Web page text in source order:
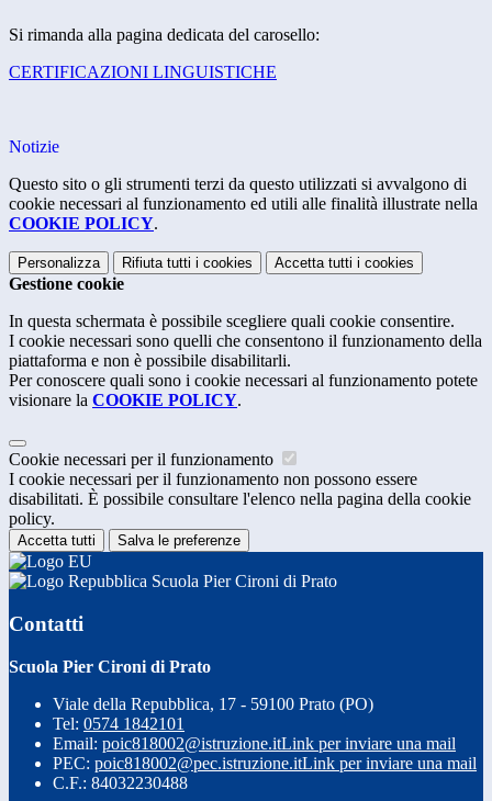
Si rimanda alla pagina dedicata del carosello:
CERTIFICAZIONI LINGUISTICHE
Notizie
Questo sito o gli strumenti terzi da questo utilizzati si avvalgono di
cookie necessari al funzionamento ed utili alle finalità illustrate nella
COOKIE POLICY.
Personalizza Rifiuta tutti i cookies Accetta tutti i cookies
Gestione cookie
In questa schermata è possibile scegliere quali cookie consentire.
I cookie necessari sono quelli che consentono il funzionamento della
piattaforma e non è possibile disabilitarli.
Per conoscere quali sono i cookie necessari al funzionamento potete
visionare la COOKIE POLICY.
Cookie necessari per il funzionamento
I cookie necessari per il funzionamento non possono essere
disabilitati. È possibile consultare l'elenco nella pagina della cookie
policy.
Accetta tutti Salva le preferenze
Scuola Pier Cironi di Prato
Contatti
Scuola Pier Cironi di Prato
Viale della Repubblica, 17 - 59100 Prato (PO)
Tel: 0574 1842101
Email: poic818002@istruzione.itLink per inviare una mail
PEC: poic818002@pec.istruzione.itLink per inviare una mail
C.F.: 84032230488